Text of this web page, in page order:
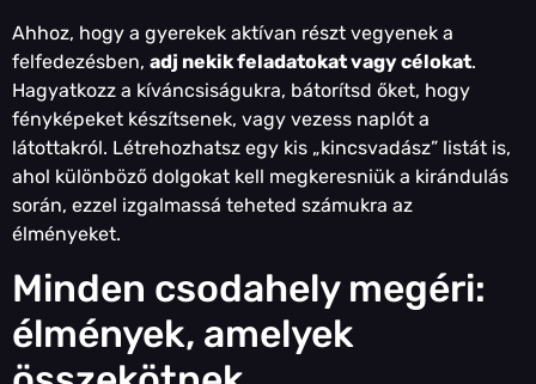
Ahhoz, hogy a gyerekek aktívan részt vegyenek a
felfedezésben, adj nekik feladatokat vagy célokat.
Hagyatkozz a kíváncsiságukra, bátorítsd őket, hogy
fényképeket készítsenek, vagy vezess naplót a
látottakról. Létrehozhatsz egy kis „kincsvadász” listát is,
ahol különböző dolgokat kell megkeresniük a kirándulás
során, ezzel izgalmassá teheted számukra az
élményeket.
Minden csodahely megéri:
élmények, amelyek